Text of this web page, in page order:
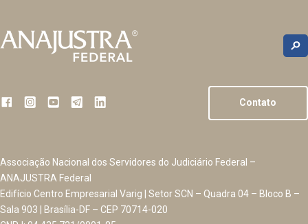
Contato
Associação Nacional dos Servidores do Judiciário Federal –
ANAJUSTRA Federal
Edifício Centro Empresarial Varig | Setor SCN – Quadra 04 – Bloco B –
Sala 903 | Brasília-DF – CEP 70714-020